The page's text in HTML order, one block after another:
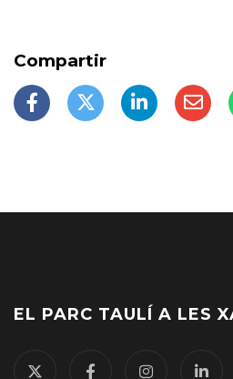
EL PARC TAULÍ A LES